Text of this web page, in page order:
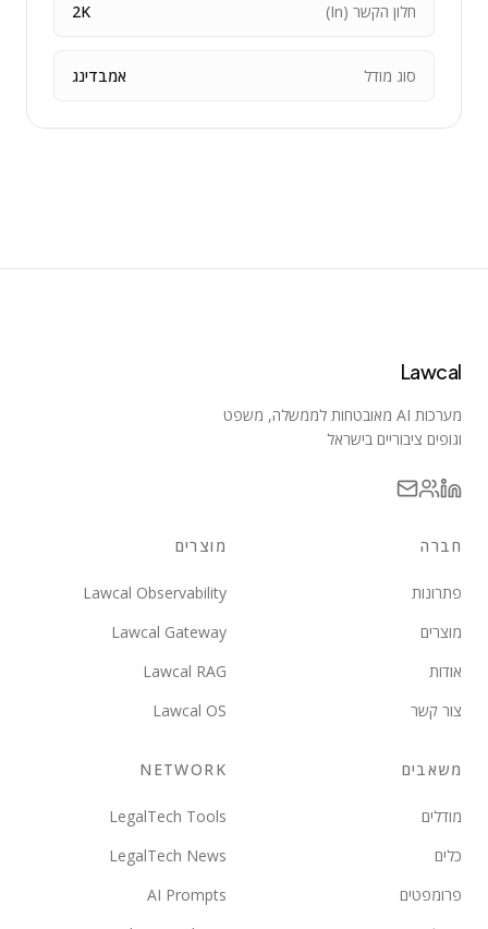
חלון הקשר (In) 2K
סוג מודל אמבדינג
Lawcal
מערכות AI מאובטחות לממשלה, משפט
וגופים ציבוריים בישראל
חברה
פתרונות
מוצרים
אודות
צור קשר
מוצרים
Lawcal Observability
Lawcal Gateway
Lawcal RAG
Lawcal OS
משאבים
מודלים
כלים
פרומפטים
NETWORK
LegalTech Tools
LegalTech News
AI Prompts